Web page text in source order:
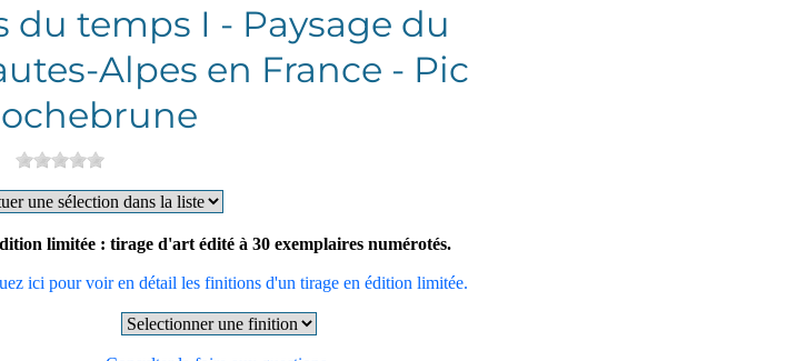
temps I - Paysage du
Alpes en France - Pic
limitée : tirage d'art édité à 30 exemplaires numérotés.
ici pour voir en détail les finitions d'un tirage en édition limitée.